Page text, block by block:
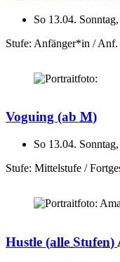
So 13.04.
Stufe: Anfänger*in / Anf.
Voguing (ab M)
So 13.04.
Stufe: Mittelstufe /
Hustle (alle Stufen)